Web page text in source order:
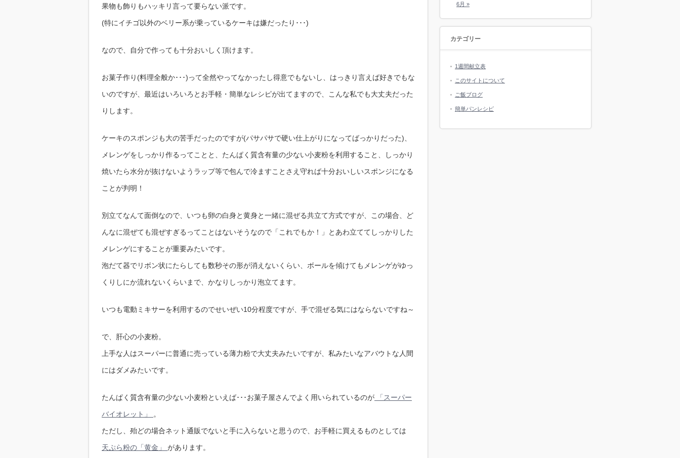
果物も飾りもハッキリ言って要らない派です。
(特にイチゴ以外のベリー系が乗っているケーキは嫌だったり･･･)
なので、自分で作っても十分おいしく頂けます。
お菓子作り(料理全般か･･･)って全然やってなかったし得意でもないし、はっきり言えば好きでもな
いのですが、最近はいろいろとお手軽・簡単なレシピが出てますので、こんな私でも大丈夫だった
りします。
ケーキのスポンジも大の苦手だったのですが(パサパサで硬い仕上がりになってばっかりだった)、
メレンゲをしっかり作るってことと、たんぱく質含有量の少ない小麦粉を利用すること、しっかり
焼いたら水分が抜けないようラップ等で包んで冷ますことさえ守れば十分おいしいスポンジになる
ことが判明！
別立てなんて面倒なので、いつも卵の白身と黄身と一緒に混ぜる共立て方式ですが、この場合、ど
んなに混ぜても混ぜすぎるってことはないそうなので「これでもか！」とあわ立ててしっかりした
メレンゲにすることが重要みたいです。
泡だて器でリボン状にたらしても数秒その形が消えないくらい、ボールを傾けてもメレンゲがゆっ
くりしにか流れないくらいまで、かなりしっかり泡立てます。
いつも電動ミキサーを利用するのでせいぜい10分程度ですが、手で混ぜる気にはならないですね～
で、肝心の小麦粉。
上手な人はスーパーに普通に売っている薄力粉で大丈夫みたいですが、私みたいなアバウトな人間
にはダメみたいです。
たんぱく質含有量の少ない小麦粉といえば･･･お菓子屋さんでよく用いられているのが 「スーパー
バイオレット」 。
ただし、殆どの場合ネット通販でないと手に入らないと思うので、お手軽に買えるものとしては
天ぷら粉の「黄金」 があります。
6月 »
カテゴリー
1週間献立表
このサイトについて
ご飯ブログ
簡単パンレシピ